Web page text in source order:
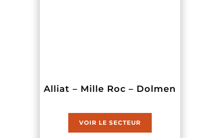
Alliat – Mille Roc – Dolmen
VOIR LE SECTEUR